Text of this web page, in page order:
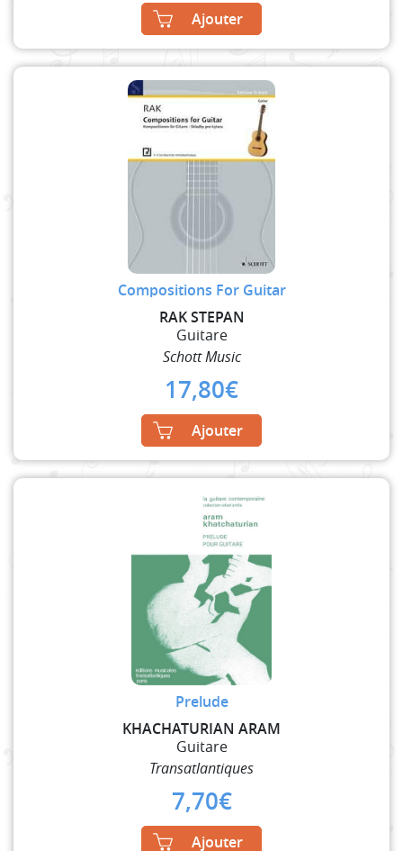
Ajouter
Compositions For Guitar
RAK STEPAN
Guitare
Schott Music
17,80€
Ajouter
Prelude
KHACHATURIAN ARAM
Guitare
Transatlantiques
7,70€
Ajouter